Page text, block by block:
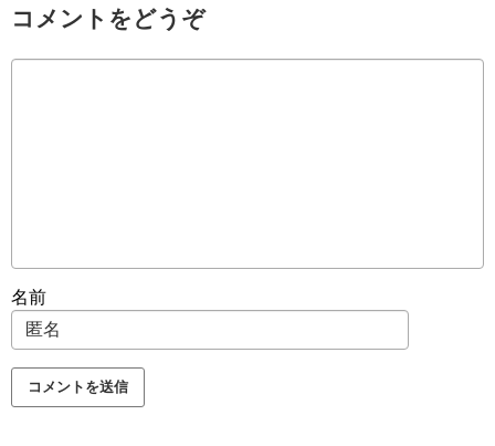
コメントをどうぞ
名前